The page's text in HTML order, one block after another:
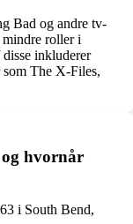
Bad og andre tv-
roller i
inkluderer
The X-Files,
hvornår
i South Bend,